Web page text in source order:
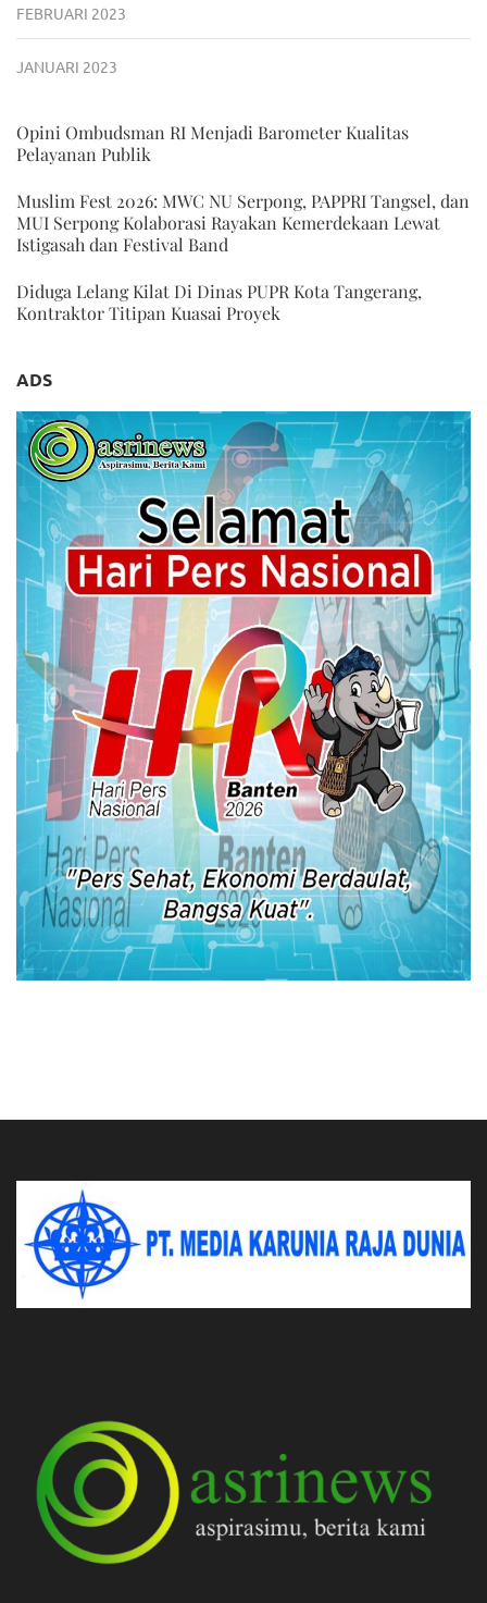
FEBRUARI 2023
JANUARI 2023
Opini Ombudsman RI Menjadi Barometer Kualitas
Pelayanan Publik
Muslim Fest 2026: MWC NU Serpong, PAPPRI Tangsel, dan
MUI Serpong Kolaborasi Rayakan Kemerdekaan Lewat
Istigasah dan Festival Band
Diduga Lelang Kilat Di Dinas PUPR Kota Tangerang,
Kontraktor Titipan Kuasai Proyek
ADS